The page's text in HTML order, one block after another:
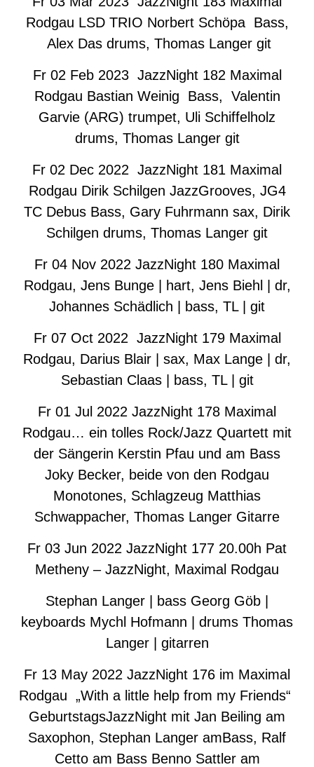
Rodgau LSD TRIO Norbert Schöpa Bass,
Alex Das drums, Thomas Langer git
Fr 02 Feb 2023 JazzNight 182 Maximal
Rodgau Bastian Weinig Bass, Valentin
Garvie (ARG) trumpet, Uli Schiffelholz
drums, Thomas Langer git
Fr 02 Dec 2022 JazzNight 181 Maximal
Rodgau Dirik Schilgen JazzGrooves, JG4
TC Debus Bass, Gary Fuhrmann sax, Dirik
Schilgen drums, Thomas Langer git
Fr 04 Nov 2022 JazzNight 180 Maximal
Rodgau, Jens Bunge | hart, Jens Biehl | dr,
Johannes Schädlich | bass, TL | git
Fr 07 Oct 2022 JazzNight 179 Maximal
Rodgau, Darius Blair | sax, Max Lange | dr,
Sebastian Claas | bass, TL | git
Fr 01 Jul 2022 JazzNight 178 Maximal
Rodgau… ein tolles Rock/Jazz Quartett mit
der Sängerin Kerstin Pfau und am Bass
Joky Becker, beide von den Rodgau
Monotones, Schlagzeug Matthias
Schwappacher, Thomas Langer Gitarre
Fr 03 Jun 2022 JazzNight 177 20.00h Pat
Metheny – JazzNight, Maximal Rodgau
Stephan Langer | bass Georg Göb |
keyboards Mychl Hofmann | drums Thomas
Langer | gitarren
Fr 13 May 2022 JazzNight 176 im Maximal
Rodgau „With a little help from my Friends“
GeburtstagsJazzNight mit Jan Beiling am
Saxophon, Stephan Langer amBass, Ralf
Cetto am Bass Benno Sattler am